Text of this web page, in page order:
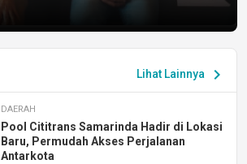
Lihat Lainnya chevron_right
DAERAH
Pool Cititrans Samarinda Hadir di Lokasi
Baru, Permudah Akses Perjalanan
Antarkota